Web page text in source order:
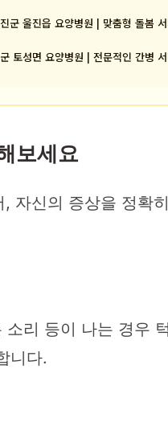
군 울진읍 요양병원 | 맞춤형 돌봄
토성면 요양병원 | 전문적인 간병
보세요
자신의 증상을 정
소리 등이 나는 경
니다.